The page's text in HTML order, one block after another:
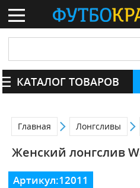
КАТАЛОГ ТОВАРОВ
Главная Лонгсливы
Женский лонгслив
Артикул:12011